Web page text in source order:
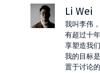
Li Wei
我叫李伟
有超过十
享塑造我
我的目标
置于讨论